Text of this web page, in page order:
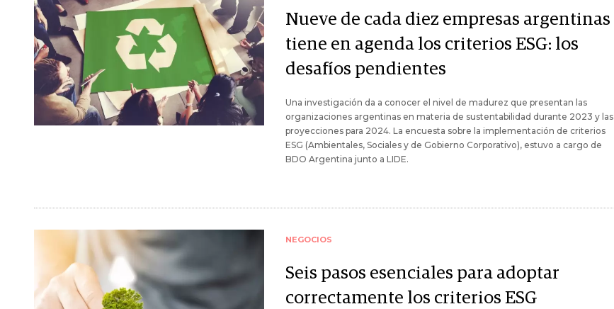
Nueve de cada diez empresas argentinas
tiene en agenda los criterios ESG: los
desafíos pendientes
Una investigación da a conocer el nivel de madurez que presentan las
organizaciones argentinas en materia de sustentabilidad durante 2023 y las
proyecciones para 2024. La encuesta sobre la implementación de criterios
ESG (Ambientales, Sociales y de Gobierno Corporativo), estuvo a cargo de
BDO Argentina junto a LIDE.
NEGOCIOS
Seis pasos esenciales para adoptar
correctamente los criterios ESG